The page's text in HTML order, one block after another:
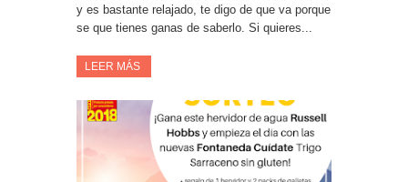
y es bastante relajado, te digo de que va porque
se que tienes ganas de saberlo. Si quieres...
LEER MÁS